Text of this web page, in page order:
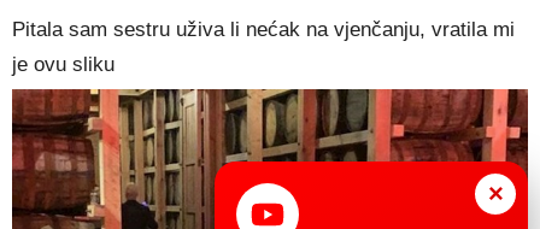
Pitala sam sestru uživa li nećak na vjenčanju, vratila mi
je ovu sliku
×